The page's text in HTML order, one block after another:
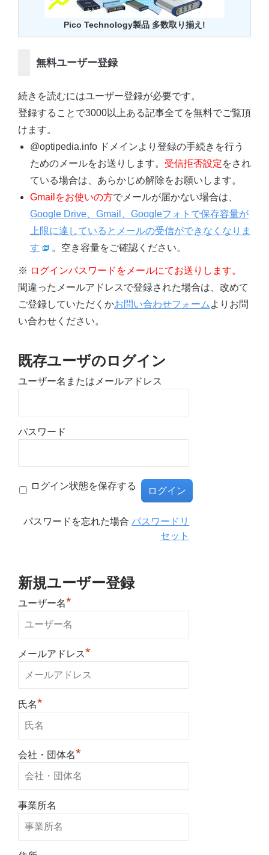
Pico Technology製品 多数取り揃え!
無料ユーザー登録
続きを読むにはユーザー登録が必要です。
登録することで3000以上ある記事全てを無料でご覧頂
けます。
@optipedia.info ドメインより登録の手続きを行う
ためのメールをお送りします。 受信拒否設定をされ
ている場合は、あらかじめ解除をお願いします。
Gmailをお使いの方でメールが届かない場合は、
Google Drive、Gmail、Googleフォトで保存容量が
上限に達しているとメールの受信ができなくなりま
す
。空き容量をご確認ください。
※ ログインパスワードをメールにてお送りします。
間違ったメールアドレスで登録された場合は、改めて
ご登録していただくかお問い合わせフォーム よりお問
い合わせください。
既存ユーザのログイン
ユーザー名またはメールアドレス
パスワード
ログイン状態を保存する
パスワードを忘れた場合パスワードリ
セット
新規ユーザー登録
ユーザー名*
メールアドレス*
氏名*
会社・団体名*
事業所名